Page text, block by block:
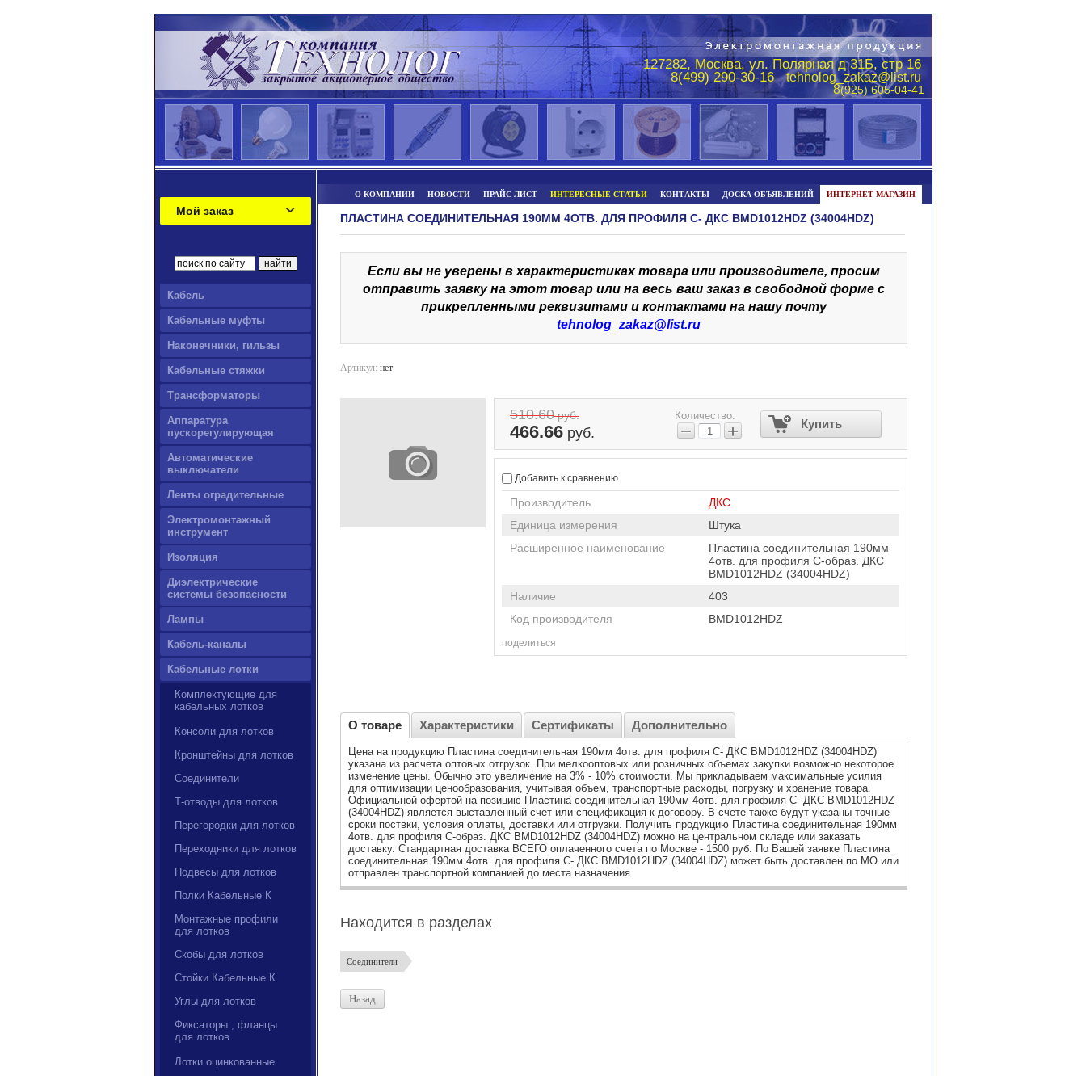
127282, Москва, ул. Полярная д 31Б, стр 16
8(499) 290-30-16tehnolog_zakaz@list.ru
8(925) 605-04-41
Мой заказ
Кабель
Кабельные муфты
Наконечники, гильзы
Кабельные стяжки
Трансформаторы
Аппаратура
пускорегулирующая
Автоматические
выключатели
Ленты оградительные
Электромонтажный
инструмент
Изоляция
Диэлектрические
системы безопасности
Лампы
Кабель-каналы
Кабельные лотки
Комплектующие для
кабельных лотков
Консоли для лотков
Кронштейны для лотков
Соединители
Т-отводы для лотков
Перегородки для лотков
Переходники для лотков
Подвесы для лотков
Полки Кабельные К
Монтажные профили
для лотков
Скобы для лотков
Стойки Кабельные К
Углы для лотков
Фиксаторы , фланцы
для лотков
Лотки оцинкованные
О КОМПАНИИ НОВОСТИ ПРАЙС-ЛИСТ ИНТЕРЕСНЫЕ СТАТЬИ КОНТАКТЫ ДОСКА ОБЪЯВЛЕНИЙ ИНТЕРНЕТ МАГАЗИН
ПЛАСТИНА СОЕДИНИТЕЛЬНАЯ 190ММ 4ОТВ. ДЛЯ ПРОФИЛЯ С- ДКС BMD1012HDZ (34004HDZ)
Если вы не уверены в характеристиках товара или производителе, просим
отправить заявку на этот товар или на весь ваш заказ в свободной форме с
прикрепленными реквизитами и контактами на нашу почту
tehnolog_zakaz@list.ru
Артикул: нет
510.60руб.
466.66 руб.
Количество:
− + Купить
Добавить к сравнению
Производитель
ДКС
Единица измерения
Штука
Расширенное наименование
Пластина соединительная 190мм
4отв. для профиля С-образ. ДКС
BMD1012HDZ (34004HDZ)
Наличие
403
Код производителя
BMD1012HDZ
поделиться
О товаре Характеристики Сертификаты Дополнительно
Цена на продукцию Пластина соединительная 190мм 4отв. для профиля С- ДКС BMD1012HDZ (34004HDZ)
указана из расчета оптовых отгрузок. При мелкооптовых или розничных объемах закупки возможно некоторое
изменение цены. Обычно это увеличение на 3% - 10% стоимости. Мы прикладываем максимальные усилия
для оптимизации ценообразования, учитывая объем, транспортные расходы, погрузку и хранение товара.
Официальной офертой на позицию Пластина соединительная 190мм 4отв. для профиля С- ДКС BMD1012HDZ
(34004HDZ) является выставленный счет или спецификация к договору. В счете также будут указаны точные
сроки поствки, условия оплаты, доставки или отгрузки. Получить продукцию Пластина соединительная 190мм
4отв. для профиля С-образ. ДКС BMD1012HDZ (34004HDZ) можно на центральном складе или заказать
доставку. Стандартная доставка ВСЕГО оплаченного счета по Москве - 1500 руб. По Вашей заявке Пластина
соединительная 190мм 4отв. для профиля С- ДКС BMD1012HDZ (34004HDZ) может быть доставлен по МО или
отправлен транспортной компанией до места назначения
Находится в разделах
Соединители
Назад